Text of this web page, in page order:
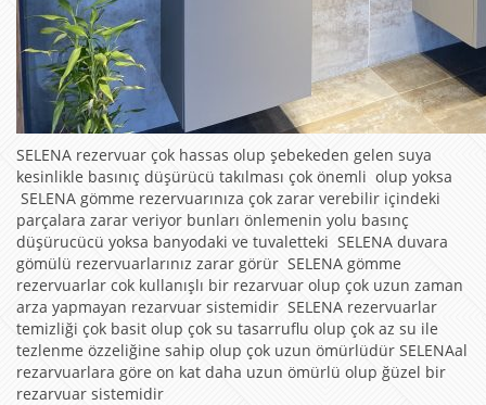
SELENA rezervuar çok hassas olup şebekeden gelen suya
kesinlikle basınıç düşürücü takılması çok önemli olup yoksa
SELENA gömme rezervuarınıza çok zarar verebilir içindeki
parçalara zarar veriyor bunları önlemenin yolu basınç
düşürucücü yoksa banyodaki ve tuvaletteki SELENA duvara
gömülü rezervuarlarınız zarar görür SELENA gömme
rezervuarlar cok kullanışlı bir rezarvuar olup çok uzun zaman
arza yapmayan rezarvuar sistemidir SELENA rezervuarlar
temizliği çok basit olup çok su tasarruflu olup çok az su ile
tezlenme özzeliğine sahip olup çok uzun ömürlüdür SELENAal
rezarvuarlara göre on kat daha uzun ömürlü olup ğüzel bir
rezarvuar sistemidir